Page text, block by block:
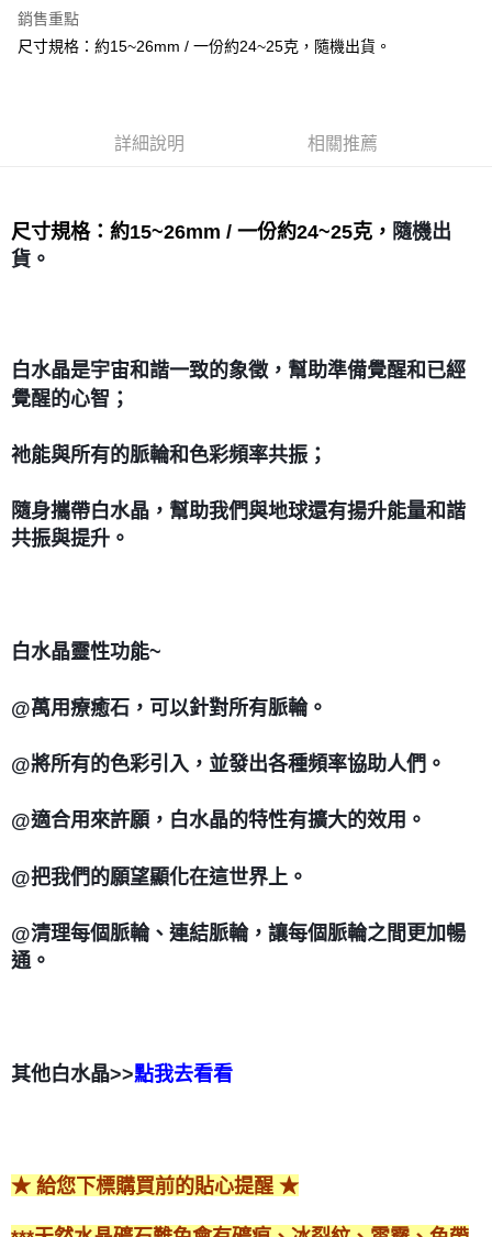
每筆NT$80，滿NT$3,000(含以上)免運費
免運費
銷售重點
尺寸規格：約15~26mm / 一份約24~25克，隨機出貨。
詳細說明 相關推薦
尺寸規格：約15~26mm / 一份約24~25克， 隨機出
貨。
白水晶是宇宙和諧一致的象徵，幫助準備覺醒和已經
覺醒的心智；
祂能與所有的脈輪和色彩頻率共振；
隨身攜帶白水晶，幫助我們與地球還有揚升能量和諧
共振與提升。
白水晶靈性功能~
@萬用療癒石，可以針對所有脈輪。
@將所有的色彩引入，並發出各種頻率協助人們。
@適合用來許願，白水晶的特性有擴大的效用。
@把我們的願望顯化在這世界上。
@清理每個脈輪、連結脈輪，讓每個脈輪之間更加暢
通。
其他白水晶>>點我去看看
★ 給您下標購買前的貼心提醒 ★